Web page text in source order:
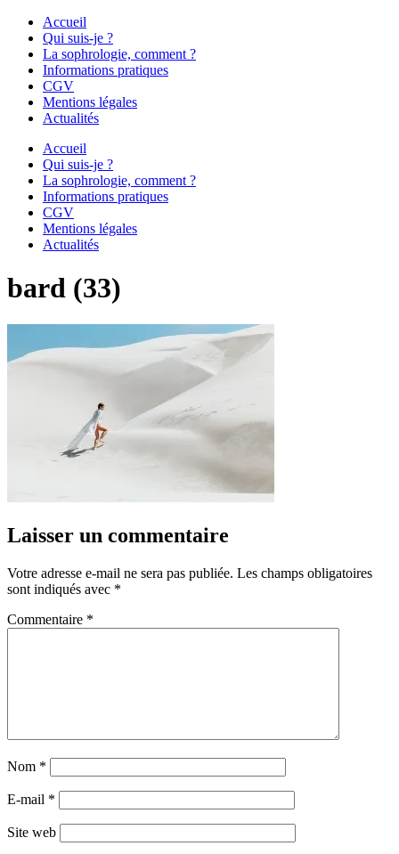
Accueil
Qui suis-je ?
La sophrologie, comment ?
Informations pratiques
CGV
Mentions légales
Actualités
Accueil
Qui suis-je ?
La sophrologie, comment ?
Informations pratiques
CGV
Mentions légales
Actualités
bard (33)
Laisser un commentaire
Votre adresse e-mail ne sera pas publiée. Les champs obligatoires
sont indiqués avec *
Commentaire *
Nom *
E-mail *
Site web